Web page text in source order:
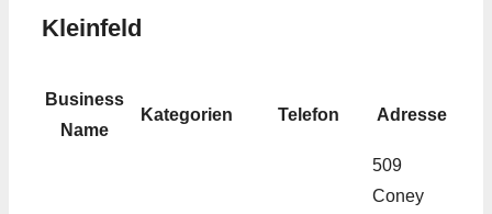
Kleinfeld
Business
Name
Kategorien Telefon Adresse
509
Coney